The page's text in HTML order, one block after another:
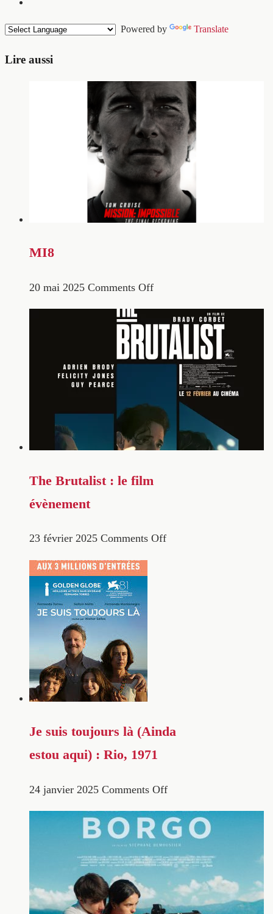
Powered by Translate
Lire aussi
MI8
20 mai 2025 Comments Off
The Brutalist : le film
évènement
23 février 2025 Comments Off
Je suis toujours là (Ainda
estou aqui) : Rio, 1971
24 janvier 2025 Comments Off